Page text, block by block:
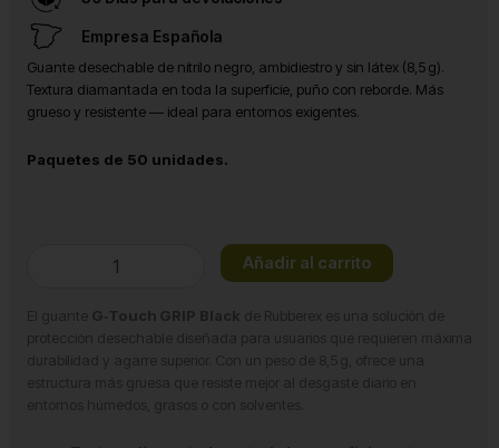
Empresa Española
Guante desechable de nitrilo negro, ambidiestro y sin látex (8,5 g).
Textura diamantada en toda la superficie, puño con reborde. Más
grueso y resistente — ideal para entornos exigentes.
Paquetes de 50 unidades.
Añadir al carrito